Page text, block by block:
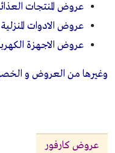
عروض المنتجات
عروض الادوات المنزلية
عروض الاجهزة
وغيرها من العروض و
عروض كارفور